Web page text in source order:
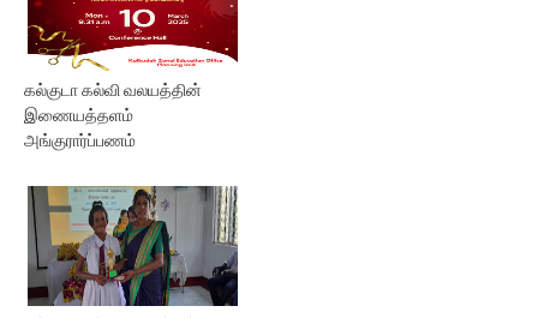
கல்குடா கல்வி வலயத்தின்
இணையத்தளம்
அங்குரார்ப்பணம்